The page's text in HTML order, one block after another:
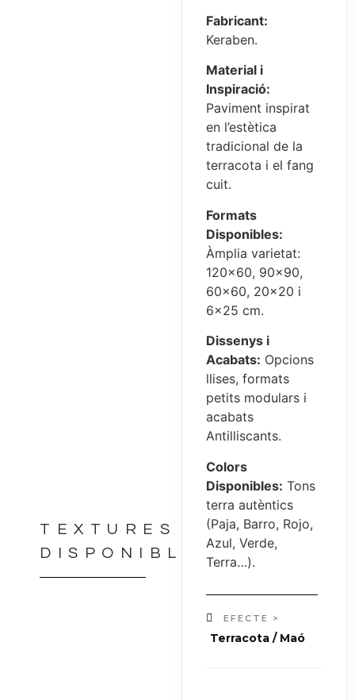
TEXTURES
DISPONIBLES
Fabricant:
Keraben.
Material i
Inspiració:
Paviment inspirat
en l’estètica
tradicional de la
terracota i el fang
cuit.
Formats
Disponibles:
Àmplia varietat:
120×60, 90×90,
60×60, 20×20 i
6×25 cm.
Dissenys i
Acabats: Opcions
llises, formats
petits modulars i
acabats
Antilliscants.
Colors
Disponibles: Tons
terra autèntics
(Paja, Barro, Rojo,
Azul, Verde,
Terra…).
EFECTE >
Terracota / Maó